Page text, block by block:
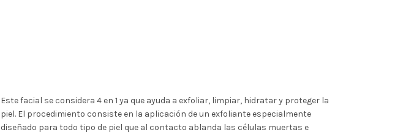
Este facial se considera 4 en 1 ya que ayuda a exfoliar, limpiar, hidratar y proteger la
piel. El procedimiento consiste en la aplicación de un exfoliante especialmente
diseñado para todo tipo de piel que al contacto ablanda las células muertas e